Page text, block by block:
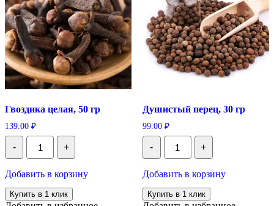
Гвоздика целая, 50 гр
139.00 ₽
-
Количество
Гвоздика
целая,
гр
+
Добавить в корзину
Купить в 1 клик
Душистый перец, 30 гр
99.00 ₽
-
Количество
Душистый
перец,
гр
+
Добавить в корзину
Купить в 1 клик